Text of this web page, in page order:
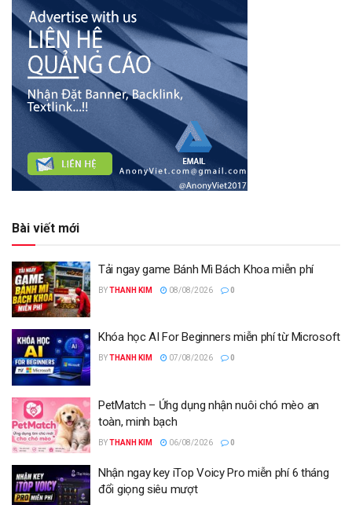
Bài viết mới
Tải ngay game Bánh Mì Bách Khoa miễn phí
BYTHANH KIM 08/08/2026 0
Khóa học AI For Beginners miễn phí từ Microsoft
BYTHANH KIM 07/08/2026 0
PetMatch – Ứng dụng nhận nuôi chó mèo an
toàn, minh bạch
BYTHANH KIM 06/08/2026 0
Nhận ngay key iTop Voicy Pro miễn phí 6 tháng
đổi giọng siêu mượt